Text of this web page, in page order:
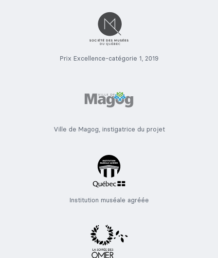
Prix Excellence-catégorie 1, 2019
Ville de Magog, instigatrice du projet
Institution muséale agréée